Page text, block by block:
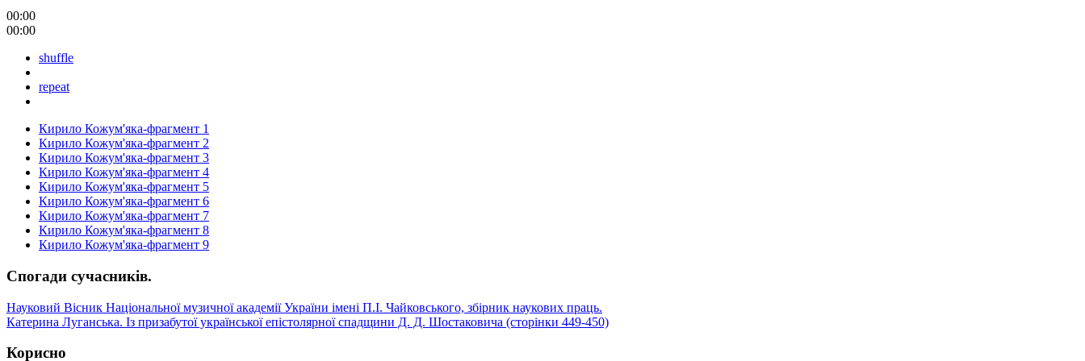
00:00
00:00
shuffle
repeat
Кирило Кожум'яка-фрагмент 1
Кирило Кожум'яка-фрагмент 2
Кирило Кожум'яка-фрагмент 3
Кирило Кожум'яка-фрагмент 4
Кирило Кожум'яка-фрагмент 5
Кирило Кожум'яка-фрагмент 6
Кирило Кожум'яка-фрагмент 7
Кирило Кожум'яка-фрагмент 8
Кирило Кожум'яка-фрагмент 9
Спогади сучасників.
Науковий Вісник Національної музичної академії України імені П.І. Чайковського, збірник наукових праць.
Катерина Луганська. Із призабутої української епістолярної спадщини Д. Д. Шостаковича (сторінки 449-450)
Корисно